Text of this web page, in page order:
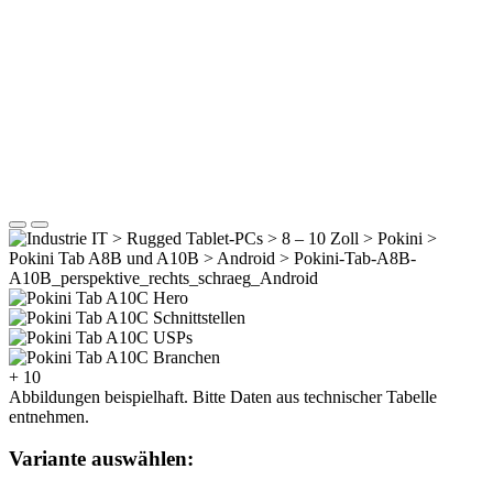
+ 10
Abbildungen beispielhaft. Bitte Daten aus technischer Tabelle
entnehmen.
Variante auswählen: